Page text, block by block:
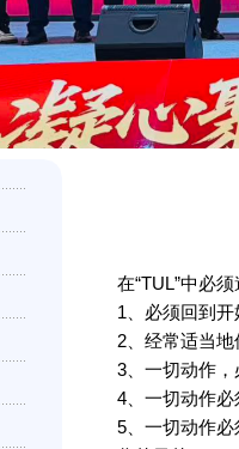
在“TUL”中必
1、必须回到
2、经常适当
3、一切动作
4、一切动作
5、一切动作